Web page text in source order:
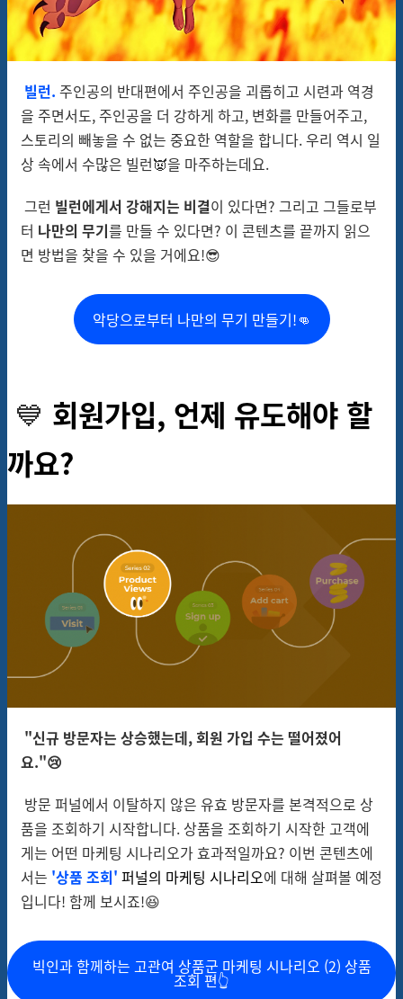
빌런. 주인공의 반대편에서 주인공을 괴롭히고 시련과 역경
을 주면서도, 주인공을 더 강하게 하고, 변화를 만들어주고,
스토리의 빼놓을 수 없는 중요한 역할을 합니다. 우리 역시 일
상 속에서 수많은 빌런👿을 마주하는데요.
그런 빌런에게서 강해지는 비결이 있다면? 그리고 그들로부
터 나만의 무기를 만들 수 있다면? 이 콘텐츠를 끝까지 읽으
면 방법을 찾을 수 있을 거에요!😎
악당으로부터 나만의 무기 만들기!👊
💙 회원가입, 언제 유도해야 할
까요?
"신규 방문자는 상승했는데, 회원 가입 수는 떨어졌어
요."😢
방문 퍼널에서 이탈하지 않은 유효 방문자를 본격적으로 상
품을 조회하기 시작합니다. 상품을 조회하기 시작한 고객에
게는 어떤 마케팅 시나리오가 효과적일까요? 이번 콘텐츠에
서는 '상품 조회' 퍼널의 마케팅 시나리오에 대해 살펴볼 예정
입니다! 함께 보시죠!😆
빅인과 함께하는 고관여 상품군 마케팅 시나리오 (2) 상품
조회 편👆